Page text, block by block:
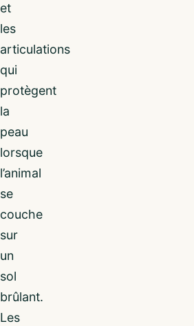
et
les
articulations
qui
protègent
la
peau
lorsque
l’animal
se
couche
sur
un
sol
brûlant.
Les